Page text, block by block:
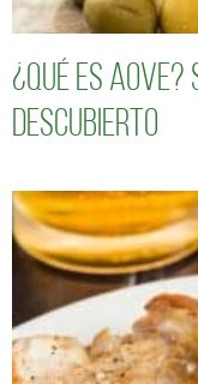
¿Qué es
descubierto